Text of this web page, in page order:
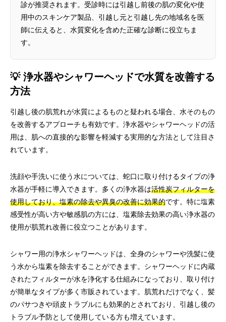
診が推奨されます。受診時には引越し前後の肌の変化や使
用中のスキンケア製品、引越し元と引越し先の地域名を医
師に伝えると、水質変化を含めた正確な診断に役立ちま
す。
💡 浄水器やシャワーヘッドで水質を改善する
方法
引越し後の肌荒れが水質によるものと疑われる場合、水そのもの
を改善するアプローチも有効です。浄水器やシャワーヘッドの活
用は、肌への直接的な影響を軽減する実用的な方法として注目さ
れています。
洗顔や手洗いに使う水については、蛇口に取り付けるタイプの浄
水器が手軽に導入できます。多くの浄水器は活性炭フィルターを
使用しており、塩素の除去や異臭の改善に効果的です。特に塩素
感受性が高い方や敏感肌の方には、塩素除去効果の高い浄水器の
使用が肌荒れ改善に役立つことがあります。
シャワー用の浄水シャワーヘッドは、全身のシャワーや洗髪に使
う水から塩素を除去することができます。シャワーヘッドに内蔵
されたフィルターが水を浄化する仕組みになっており、取り付け
が簡単なタイプが多く市販されています。肌荒れだけでなく、髪
のパサつきや頭皮トラブルにも効果的とされており、引越し後の
トラブル予防として使用している方も増えています。